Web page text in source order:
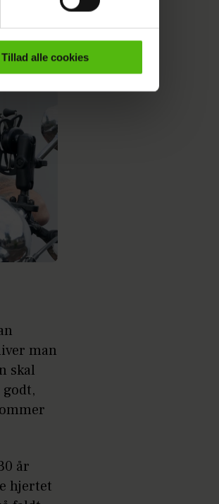
Tillad alle cookies
man
skal
år
hjertet